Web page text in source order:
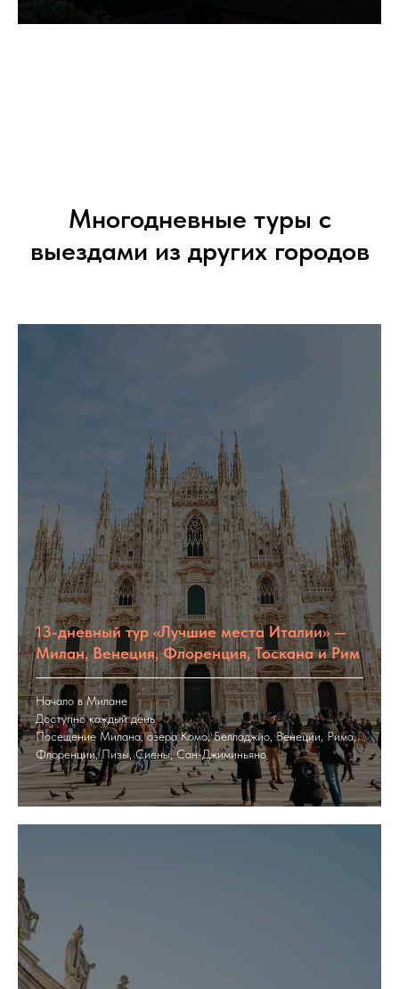
Многодневные туры с
выездами из других городов
13-дневный тур «Лучшие места Италии» —
Милан, Венеция, Флоренция, Тоскана и Рим
Начало в Милане
Доступно каждый день
Посещение Милана, озера Комо, Белладжио, Венеции, Рима,
Флоренции, Пизы, Сиены, Сан-Джиминьяно